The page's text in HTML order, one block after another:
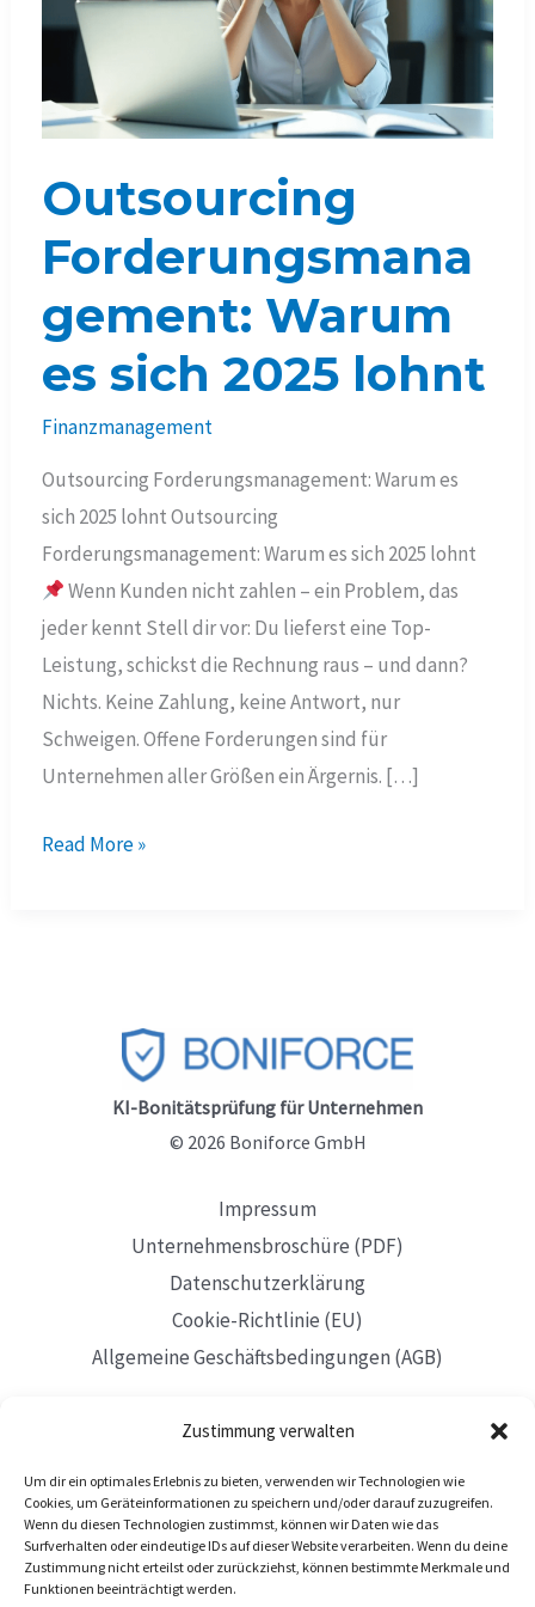
Zustimmung verwalten
Um dir ein optimales Erlebnis zu bieten, verwenden wir Technologien wie
Cookies, um Geräteinformationen zu speichern und/oder darauf zuzugreifen.
Wenn du diesen Technologien zustimmst, können wir Daten wie das
Surfverhalten oder eindeutige IDs auf dieser Website verarbeiten. Wenn du deine
Zustimmung nicht erteilst oder zurückziehst, können bestimmte Merkmale und
Funktionen beeinträchtigt werden.
Outsourcing
Forderungsmana
gement: Warum
es sich 2025 lohnt
Finanzmanagement
Outsourcing Forderungsmanagement: Warum es
sich 2025 lohnt Outsourcing
Forderungsmanagement: Warum es sich 2025 lohnt
Wenn Kunden nicht zahlen – ein Problem, das
jeder kennt Stell dir vor: Du lieferst eine Top-
Leistung, schickst die Rechnung raus – und dann?
Nichts. Keine Zahlung, keine Antwort, nur
Schweigen. Offene Forderungen sind für
Unternehmen aller Größen ein Ärgernis. […]
Outsourcing
Read More »
KI-Bonitätsprüfung für Unternehmen
© 2026 Boniforce GmbH
Impressum
Unternehmensbroschüre (PDF)
Datenschutzerklärung
Cookie-Richtlinie (EU)
Allgemeine Geschäftsbedingungen (AGB)
Mit Sitz in Düsseldorf